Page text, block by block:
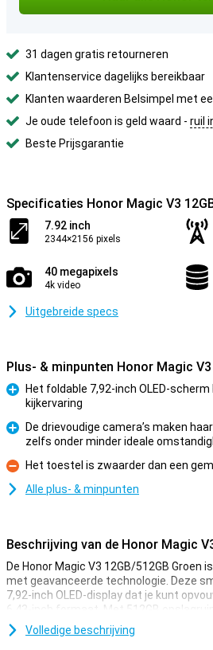
31 dagen gratis retourneren
Klantenservice dagelijks bereikbaar
Klanten waarderen Belsimpel met
Je oude telefoon is geld waard - ruil
Beste Prijsgarantie
Specificaties Honor Magic V3
7.92 inch
2344×2156 pixels
40 megapixels
4k video
Uitgebreide specs
Plus- & minpunten Honor Magic V3
Pluspunt
Het foldable 7,92-inch OLED-
kijkervaring
Pluspunt
De drievoudige camera’s maken
zelfs onder minder ideale
Minpunt
Het toestel is zwaarder dan een
Alle plus- & minpunten
Beschrijving van de Honor Magic
De Honor Magic V3 12GB/512GB Groen
met geavanceerde technologie. Deze
7,92-inch OLED-display dat je kunt
6.43-inch formaat. Met 512GB
genoeg kracht en ruimte voor al je apps,
ondersteuning en de krachtige
Volledige beschrijving